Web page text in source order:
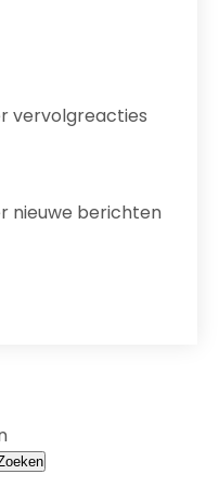
vervolgreacties
nieuwe berichten